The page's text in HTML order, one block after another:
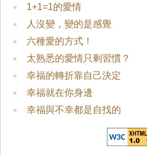
1+1=1的愛情
人沒變，變的是感覺
六種愛的方式！
太熟悉的愛情只剩習慣？
幸福的轉折靠自己決定
幸福就在你身邊
幸福與不幸都是自找的